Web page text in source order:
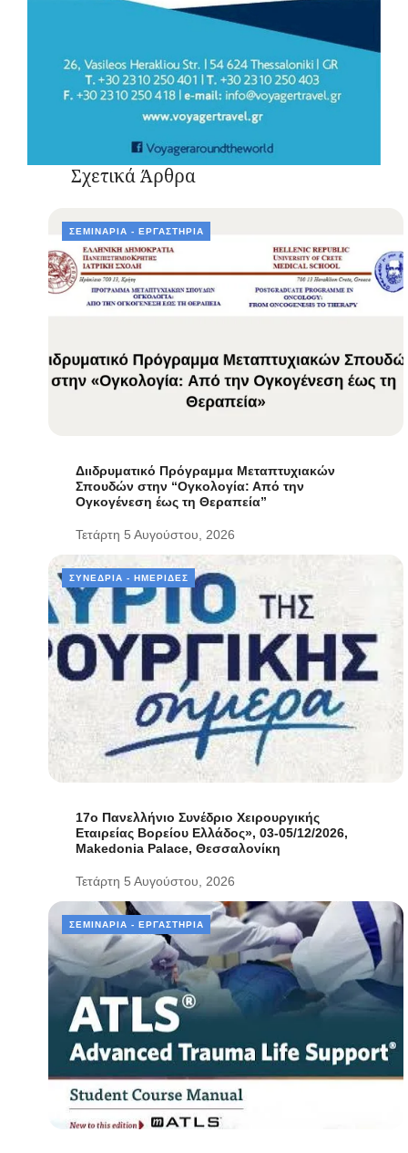
Σχετικά Άρθρα
ΣΕΜΙΝΆΡΙΑ - ΕΡΓΑΣΤΉΡΙΑ
Διιδρυματικό Πρόγραμμα Μεταπτυχιακών
Σπουδών στην “Ογκολογία: Από την
Ογκογένεση έως τη Θεραπεία”
Τετάρτη 5 Αυγούστου, 2026
ΣΥΝΈΔΡΙΑ - ΗΜΕΡΊΔΕΣ
17ο Πανελλήνιο Συνέδριο Χειρουργικής
Εταιρείας Βορείου Ελλάδος», 03-05/12/2026,
Makedonia Palace, Θεσσαλονίκη
Τετάρτη 5 Αυγούστου, 2026
ΣΕΜΙΝΆΡΙΑ - ΕΡΓΑΣΤΉΡΙΑ